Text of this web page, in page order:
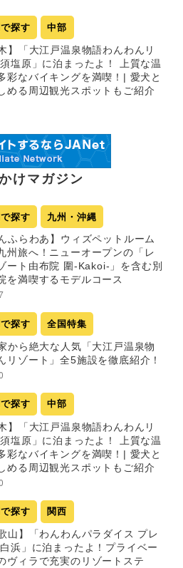
探す 中部
】「大江戸温泉物語わんわんリ
塩原」に泊まったよ！ 上質な温
彩なバイキングを満喫！| 愛犬と
める周辺観光スポットもご紹介
けマガジン
探す 九州・沖縄
ふらわあ】ウィズペットルーム
州旅へ！ニューオープンの「レ
ート由布院 圍-Kakoi-」を含む別
を満喫するモデルコース
探す 全国特集
から絶大な人気「大江戸温泉物
リゾート」全5施設を徹底紹介！
探す 中部
】「大江戸温泉物語わんわんリ
塩原」に泊まったよ！ 上質な温
彩なバイキングを満喫！| 愛犬と
める周辺観光スポットもご紹介
探す 関西
山】「わんわんパラダイス プレ
浜」に泊まったよ！プライベー
ヴィラで充実のリゾートステ